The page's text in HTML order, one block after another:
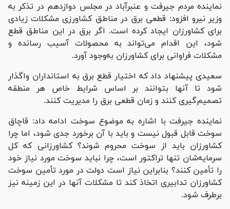
نماینده مردم جیرفت و عنبرآباد در مجلس دوازدهم در تذکر به
وزیر نیرو افزود: قطعی برق در مناطق کشاورزی مشکلات زیادی
برای کشاورزان ایجاد کرده است. اگر برق در این مناطق قطع
شود، این اقدام می‌تواند به محصولات آسیب رسانده و
مشکلات فراوانی برای کشاورزان به‌وجود آورد.
سعیدی پیشنهاد داد که اختیار قطع برق به استانداران واگذار
شود تا آنها بتوانند بر اساس شرایط خاص هر منطقه
تصمیم‌گیری کنند و زمان قطعی برق را مدیریت کنند.
نماینده جیرفت با اشاره به موضوع سوخت ادامه داد: قاچاق
سوخت قابل قبول نیست و باید با آن برخورد جدی شود، اما چرا
کشاورزان باید از سوخت محروم شوند؟ کشاورزانی که کل
سرمایه‌شان تنها تراکتور است، چرا نباید سوخت مورد نیاز خود
را تأمین کنند؟ بنابراین نیاز است دولت در مورد تأمین سوخت
کشاورزان تدابیری اتخاذ کند تا مشکلات آنها در این زمینه نیز
برطرف شود.